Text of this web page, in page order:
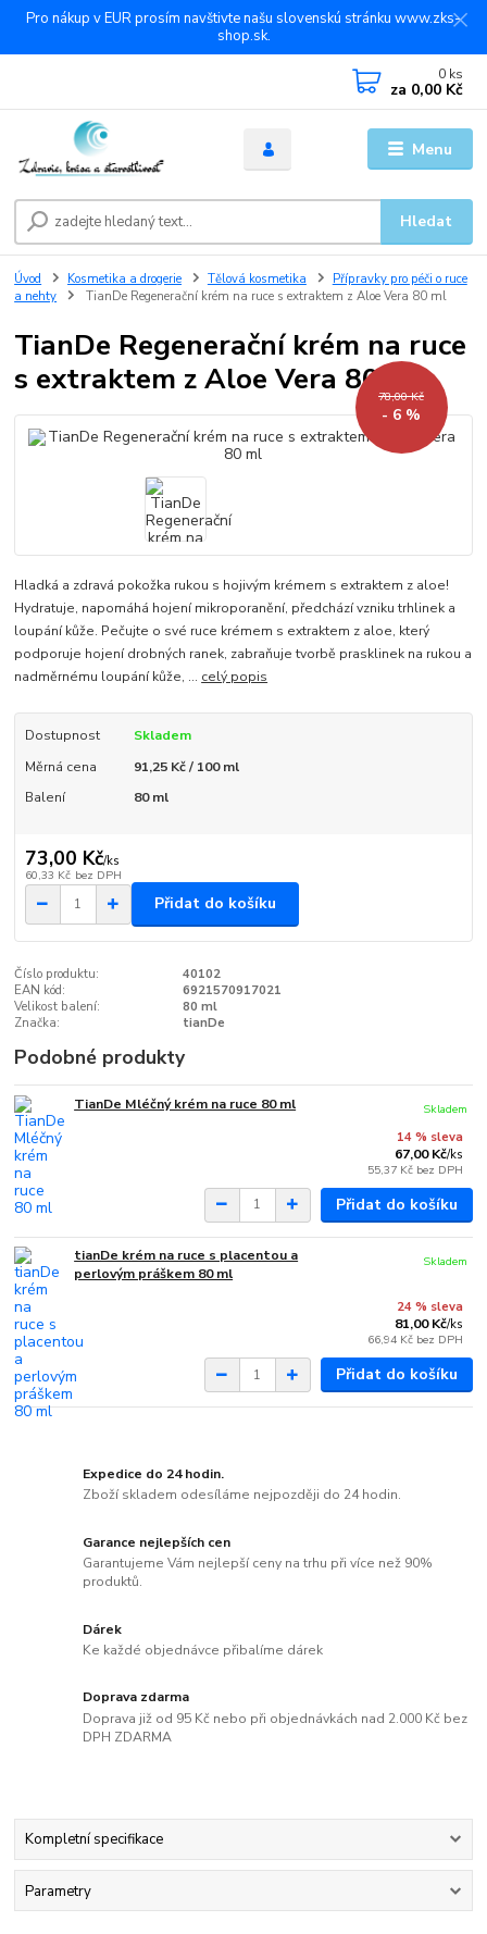
Pro nákup v EUR prosím navštivte našu slovenskú stránku www.zks-
shop.sk.
Menu
Hledat
0 ks
za 0,00 Kč
Úvod Kosmetika a drogerie Tělová kosmetika
Přípravky pro péči o ruce
a nehty
TianDe Regenerační krém na ruce s extraktem z Aloe Vera 80 ml
TianDe Regenerační krém na ruce
s extraktem z Aloe Vera 80 ml
78,00 Kč
- 6 %
Hladká a zdravá pokožka rukou s hojivým krémem s extraktem z aloe!
Hydratuje, napomáhá hojení mikroporanění, předchází vzniku trhlinek a
loupání kůže. Pečujte o své ruce krémem s extraktem z aloe, který
podporuje hojení drobných ranek, zabraňuje tvorbě prasklinek na rukou a
nadměrnému loupání kůže, ... celý popis
Dostupnost
Skladem
Měrná cena
91,25 Kč / 100 ml
Balení
80 ml
73,00 Kč/ks
60,33 Kč bez DPH
Přidat do košíku
Číslo produktu:
40102
EAN kód:
6921570917021
Velikost balení:
80 ml
Značka:
tianDe
Podobné produkty
TianDe Mléčný krém na ruce 80 ml
14 % sleva
67,00 Kč/ks
55,37 Kč bez DPH
Skladem
Přidat do košíku
tianDe krém na ruce s placentou a
perlovým práškem 80 ml
24 % sleva
81,00 Kč/ks
66,94 Kč bez DPH
Skladem
Přidat do košíku
Expedice do 24 hodin.
Zboží skladem odesíláme nejpozději do 24 hodin.
Garance nejlepších cen
Garantujeme Vám nejlepší ceny na trhu při více než 90%
produktů.
Dárek
Ke každé objednávce přibalíme dárek
Doprava zdarma
Doprava již od 95 Kč nebo při objednávkách nad 2.000 Kč bez
DPH ZDARMA
Kompletní specifikace
Parametry